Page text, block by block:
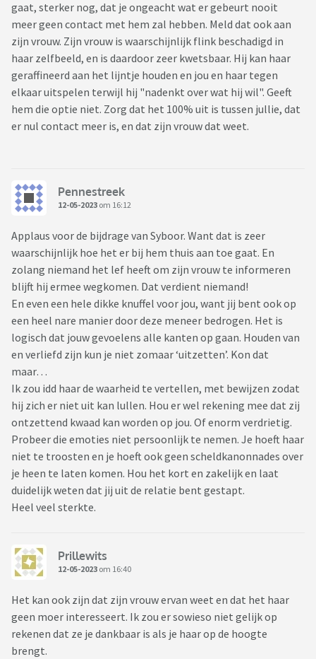
gaat, sterker nog, dat je ongeacht wat er gebeurt nooit
meer geen contact met hem zal hebben. Meld dat ook aan
zijn vrouw. Zijn vrouw is waarschijnlijk flink beschadigd in
haar zelfbeeld, en is daardoor zeer kwetsbaar. Hij kan haar
geraffineerd aan het lijntje houden en jou en haar tegen
elkaar uitspelen terwijl hij "nadenkt over wat hij wil". Geeft
hem die optie niet. Zorg dat het 100% uit is tussen jullie, dat
er nul contact meer is, en dat zijn vrouw dat weet.
Pennestreek
12-05-2023 om 16:12
Applaus voor de bijdrage van Syboor. Want dat is zeer
waarschijnlijk hoe het er bij hem thuis aan toe gaat. En
zolang niemand het lef heeft om zijn vrouw te informeren
blijft hij ermee wegkomen. Dat verdient niemand!
En even een hele dikke knuffel voor jou, want jij bent ook op
een heel nare manier door deze meneer bedrogen. Het is
logisch dat jouw gevoelens alle kanten op gaan. Houden van
en verliefd zijn kun je niet zomaar ‘uitzetten’. Kon dat
maar…
Ik zou idd haar de waarheid te vertellen, met bewijzen zodat
hij zich er niet uit kan lullen. Hou er wel rekening mee dat zij
ontzettend kwaad kan worden op jou. Of enorm verdrietig.
Probeer die emoties niet persoonlijk te nemen. Je hoeft haar
niet te troosten en je hoeft ook geen scheldkanonnades over
je heen te laten komen. Hou het kort en zakelijk en laat
duidelijk weten dat jij uit de relatie bent gestapt.
Heel veel sterkte.
Prillewits
12-05-2023 om 16:40
Het kan ook zijn dat zijn vrouw ervan weet en dat het haar
geen moer interesseert. Ik zou er sowieso niet gelijk op
rekenen dat ze je dankbaar is als je haar op de hoogte
brengt.